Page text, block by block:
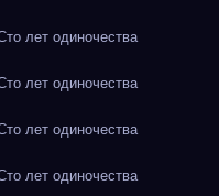
лет одиночества
лет одиночества
лет одиночества
лет одиночества